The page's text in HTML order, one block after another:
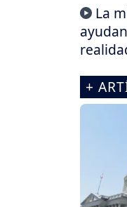
La
+